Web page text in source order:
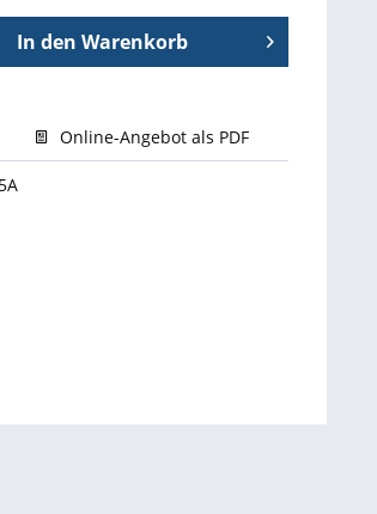
In den Warenkorb
Online-Angebot als PDF